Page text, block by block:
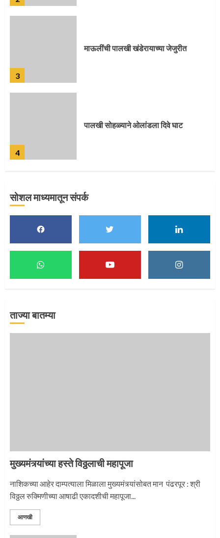
4
पालखी सोहळ्याने ओलांडला दिवे घाट
5
पुणेकरांकडून पालख्यांचे उत्साही स्वागत
मुख्यमंत्र्यांच्या हस्ते विठ्ठलाची महापूजा
माऊलींच्या पादुकांना नीरा स्नान
सोशल माध्यमातून संपर्क
ताज्या बातम्या
मुख्यमंत्र्यांच्या हस्ते विठ्ठलाची महापूजा
नाशिकच्या आहेर दाम्पत्याला मिळाला मुख्यमंत्र्यांसोबत मान पंढरपूर : श्री
विठ्ठल रुक्मिणीच्या आषाढी एकादशीची महापूजा...
आणखी